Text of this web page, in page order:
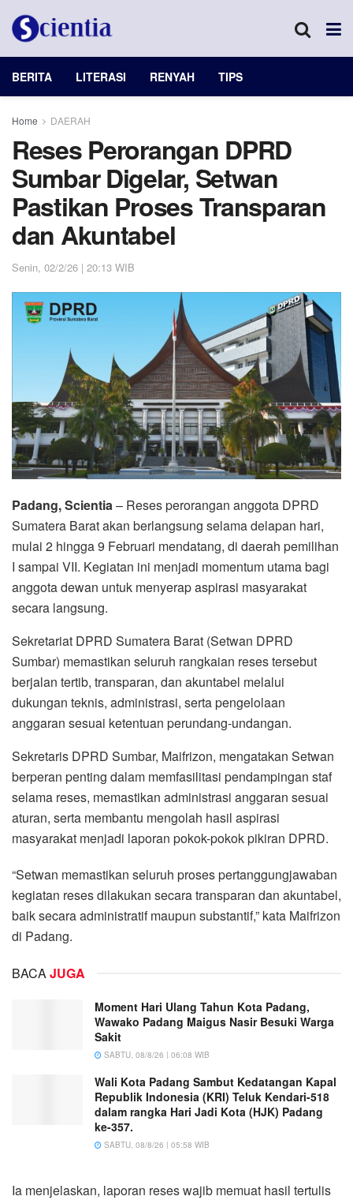
BERITA LITERASI RENYAH TIPS
Home DAERAH
Reses Perorangan DPRD
Sumbar Digelar, Setwan
Pastikan Proses Transparan
dan Akuntabel
Senin, 02/2/26 | 20:13 WIB
Padang, Scientia– Reses perorangan anggota DPRD
Sumatera Barat akan berlangsung selama delapan hari,
mulai 2 hingga 9 Februari mendatang, di daerah pemilihan
I sampai VII. Kegiatan ini menjadi momentum utama bagi
anggota dewan untuk menyerap aspirasi masyarakat
secara langsung.
Sekretariat DPRD Sumatera Barat (Setwan DPRD
Sumbar) memastikan seluruh rangkaian reses tersebut
berjalan tertib, transparan, dan akuntabel melalui
dukungan teknis, administrasi, serta pengelolaan
anggaran sesuai ketentuan perundang-undangan.
Sekretaris DPRD Sumbar, Maifrizon, mengatakan Setwan
berperan penting dalam memfasilitasi pendampingan staf
selama reses, memastikan administrasi anggaran sesuai
aturan, serta membantu mengolah hasil aspirasi
masyarakat menjadi laporan pokok-pokok pikiran DPRD.
“Setwan memastikan seluruh proses pertanggungjawaban
kegiatan reses dilakukan secara transparan dan akuntabel,
baik secara administratif maupun substantif,” kata Maifrizon
di Padang.
BACAJUGA
Moment Hari Ulang Tahun Kota Padang,
Wawako Padang Maigus Nasir Besuki Warga
Sakit
SABTU, 08/8/26 | 06:08 WIB
Wali Kota Padang Sambut Kedatangan Kapal
Republik Indonesia (KRI) Teluk Kendari-518
dalam rangka Hari Jadi Kota (HJK) Padang
ke-357.
SABTU, 08/8/26 | 05:58 WIB
Ia menjelaskan, laporan reses wajib memuat hasil tertulis